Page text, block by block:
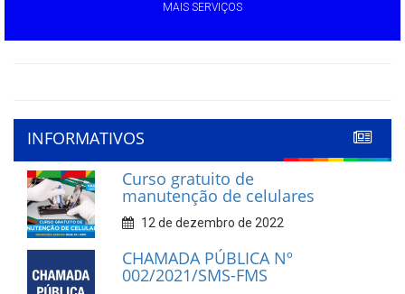
MAIS SERVIÇOS
INFORMATIVOS
Curso gratuito de
manutenção de celulares
12 de dezembro de 2022
CHAMADA PÚBLICA Nº
002/2021/SMS-FMS